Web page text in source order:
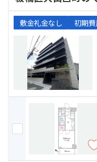
敷金礼金なし 初期